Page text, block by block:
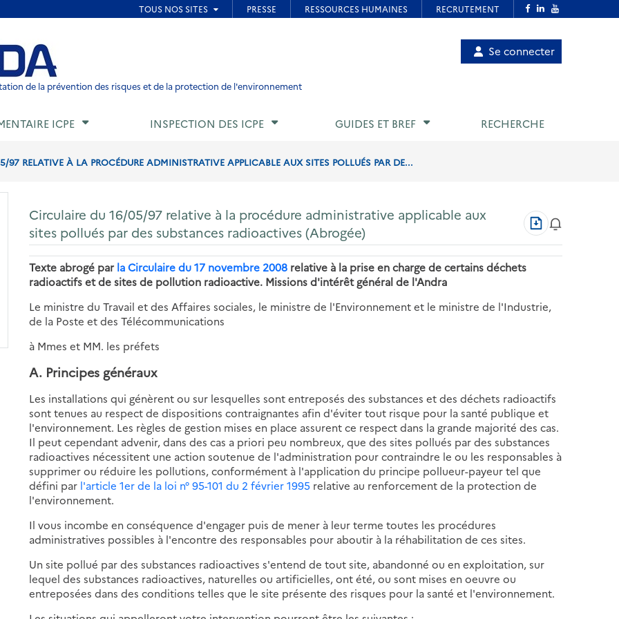
de page
de la prévention des risques et de la protection de l'environnement
Menu
utilisateur
Se connecter
ICPE INSPECTION DES ICPE GUIDES ET BREF RECHERCHE
97 RELATIVE À LA PROCÉDURE ADMINISTRATIVE APPLICABLE AUX SITES POLLUÉS PAR DE...
Circulaire du 16/05/97 relative à la procédure administrative applicable aux
sites pollués par des substances radioactives (Abrogée)
Télécharger
au
format
PDF
Texte abrogé par la Circulaire du 17 novembre 2008 relative à la prise en charge de certains déchets
radioactifs et de sites de pollution radioactive. Missions d'intérêt général de l'Andra
Le ministre du Travail et des Affaires sociales, le ministre de l'Environnement et le ministre de l'Industrie,
de la Poste et des Télécommunications
à Mmes et MM. les préfets
A. Principes généraux
Les installations qui génèrent ou sur lesquelles sont entreposés des substances et des déchets radioactifs
sont tenues au respect de dispositions contraignantes afin d'éviter tout risque pour la santé publique et
l'environnement. Les règles de gestion mises en place assurent ce respect dans la grande majorité des cas.
Il peut cependant advenir, dans des cas a priori peu nombreux, que des sites pollués par des substances
radioactives nécessitent une action soutenue de l'administration pour contraindre le ou les responsables à
supprimer ou réduire les pollutions, conformément à l'application du principe pollueur-payeur tel que
défini par l'article 1er de la loi n° 95-101 du 2 février 1995 relative au renforcement de la protection de
l'environnement.
Il vous incombe en conséquence d'engager puis de mener à leur terme toutes les procédures
administratives possibles à l'encontre des responsables pour aboutir à la réhabilitation de ces sites.
Un site pollué par des substances radioactives s'entend de tout site, abandonné ou en exploitation, sur
lequel des substances radioactives, naturelles ou artificielles, ont été, ou sont mises en oeuvre ou
entreposées dans des conditions telles que le site présente des risques pour la santé et l'environnement.